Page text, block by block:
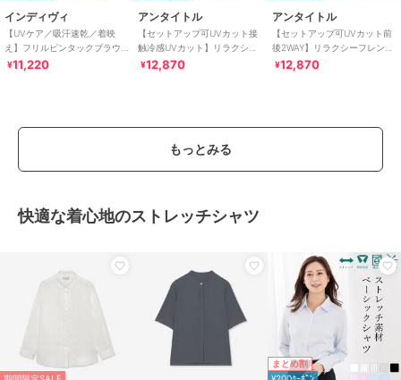
インディヴィ
【UVケア／吸汗速乾／着映
え】フリルピンタックブラウ
ス
¥11,220
アンタイトル
【セットアップ可UVカット接
触冷感UVカット】リラクシー
キーVネックブラウス
¥12,870
アンタイトル
【セットアップ可UVカット前
後2WAY】リラクシーフレンチ
スリーブブラウス
¥12,870
もっとみる
快適な着心地のストレッチシャツ
まとめ割